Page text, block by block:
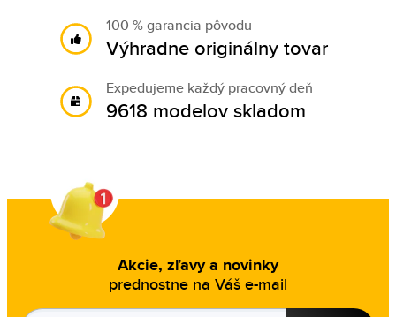
100 % garancia pôvodu
Výhradne originálny tovar
Expedujeme každý pracovný deň
9618 modelov skladom
Akcie, zľavy a novinky
prednostne na Váš e-mail